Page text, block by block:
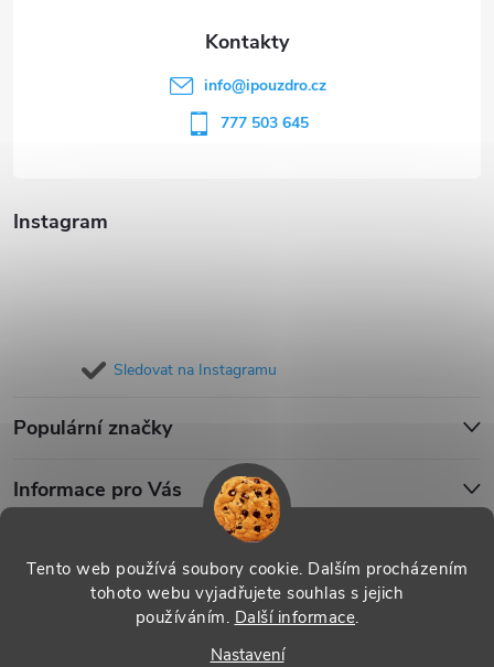
Tento web používá soubory cookie. Dalším procházením
tohoto webu vyjadřujete souhlas s jejich
používáním. Další informace.
Nastavení
Instagram
Sledovat na Instagramu
Populární značky
Informace pro Vás
info@ipouzdro.cz
777 503 645
Copyright 2026 . Všechna práva vyhrazena.
nastavení cookies